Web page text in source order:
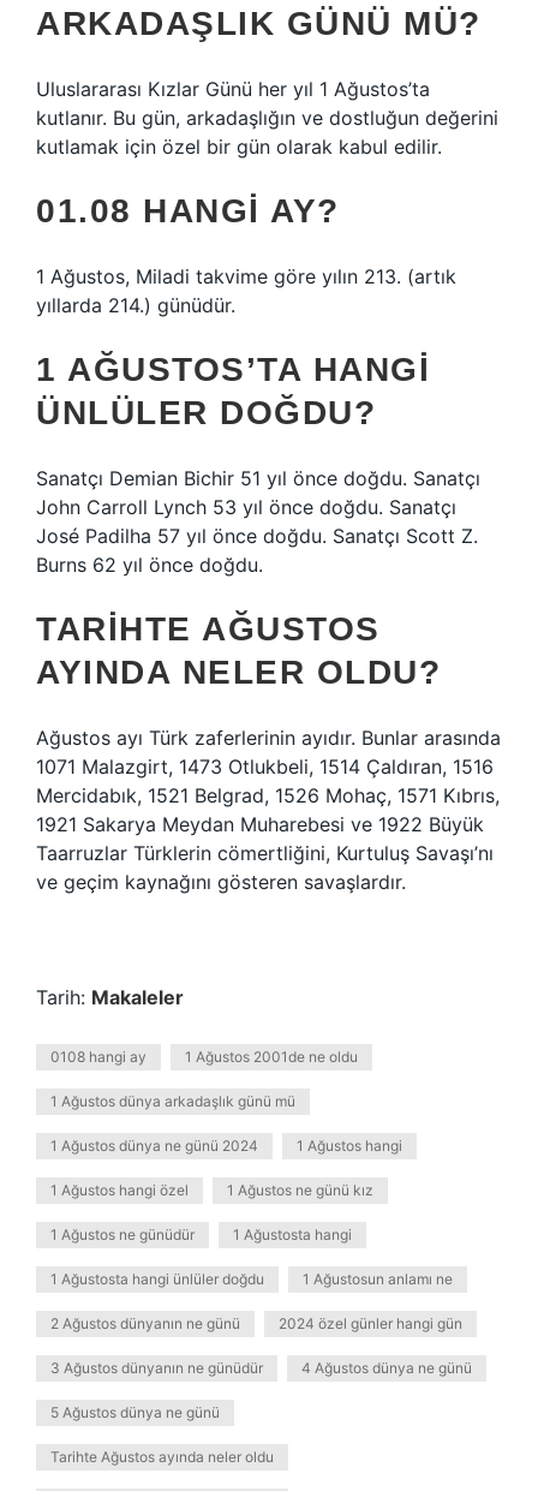
ARKADAŞLIK GÜNÜ MÜ?
Uluslararası Kızlar Günü her yıl 1 Ağustos’ta
kutlanır. Bu gün, arkadaşlığın ve dostluğun değerini
kutlamak için özel bir gün olarak kabul edilir.
01.08 HANGI AY?
1 Ağustos, Miladi takvime göre yılın 213. (artık
yıllarda 214.) günüdür.
1 AĞUSTOS’TA HANGI
ÜNLÜLER DOĞDU?
Sanatçı Demian Bichir 51 yıl önce doğdu. Sanatçı
John Carroll Lynch 53 yıl önce doğdu. Sanatçı
José Padilha 57 yıl önce doğdu. Sanatçı Scott Z.
Burns 62 yıl önce doğdu.
TARIHTE AĞUSTOS
AYINDA NELER OLDU?
Ağustos ayı Türk zaferlerinin ayıdır. Bunlar arasında
1071 Malazgirt, 1473 Otlukbeli, 1514 Çaldıran, 1516
Mercidabık, 1521 Belgrad, 1526 Mohaç, 1571 Kıbrıs,
1921 Sakarya Meydan Muharebesi ve 1922 Büyük
Taarruzlar Türklerin cömertliğini, Kurtuluş Savaşı’nı
ve geçim kaynağını gösteren savaşlardır.
Tarih: Makaleler
0108 hangi ay 1 Ağustos 2001de ne oldu
1 Ağustos dünya arkadaşlık günü mü
1 Ağustos dünya ne günü 2024 1 Ağustos hangi
1 Ağustos hangi özel 1 Ağustos ne günü kız
1 Ağustos ne günüdür 1 Ağustosta hangi
1 Ağustosta hangi ünlüler doğdu 1 Ağustosun anlamı ne
2 Ağustos dünyanın ne günü 2024 özel günler hangi gün
3 Ağustos dünyanın ne günüdür 4 Ağustos dünya ne günü
5 Ağustos dünya ne günü
Tarihte Ağustos ayında neler oldu